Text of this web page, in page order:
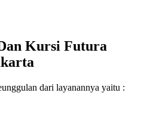
Kursi Futura
dari layanannya yaitu :